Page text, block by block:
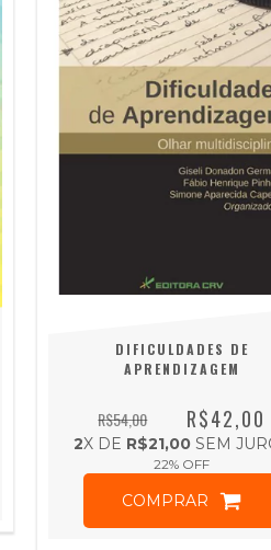
DIFICULDADES DE
APRENDIZAGEM
R$54,00
22% OFF
R$42,00
2X DE R$21,00SEM
COMPRAR